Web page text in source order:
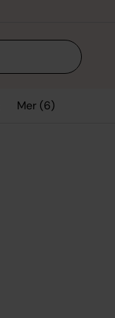
Mer (6)